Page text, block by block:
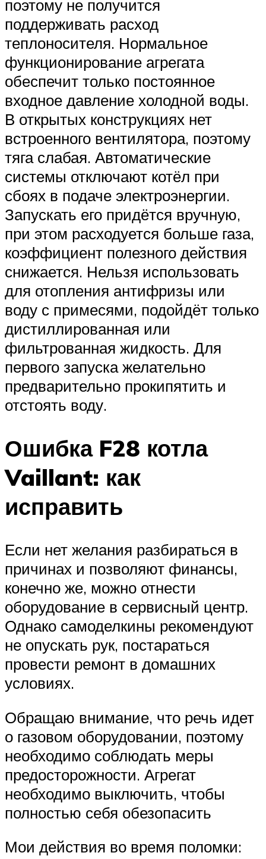
поэтому не получится
поддерживать расход
теплоносителя. Нормальное
функционирование агрегата
обеспечит только постоянное
входное давление холодной воды.
В открытых конструкциях нет
встроенного вентилятора, поэтому
тяга слабая. Автоматические
системы отключают котёл при
сбоях в подаче электроэнергии.
Запускать его придётся вручную,
при этом расходуется больше газа,
коэффициент полезного действия
снижается. Нельзя использовать
для отопления антифризы или
воду с примесями, подойдёт только
дистиллированная или
фильтрованная жидкость. Для
первого запуска желательно
предварительно прокипятить и
отстоять воду.
Ошибка F28 котла
Vaillant: как
исправить
Если нет желания разбираться в
причинах и позволяют финансы,
конечно же, можно отнести
оборудование в сервисный центр.
Однако самоделкины рекомендуют
не опускать рук, постараться
провести ремонт в домашних
условиях.
Обращаю внимание, что речь идет
о газовом оборудовании, поэтому
необходимо соблюдать меры
предосторожности. Агрегат
необходимо выключить, чтобы
полностью себя обезопасить
Мои действия во время поломки: